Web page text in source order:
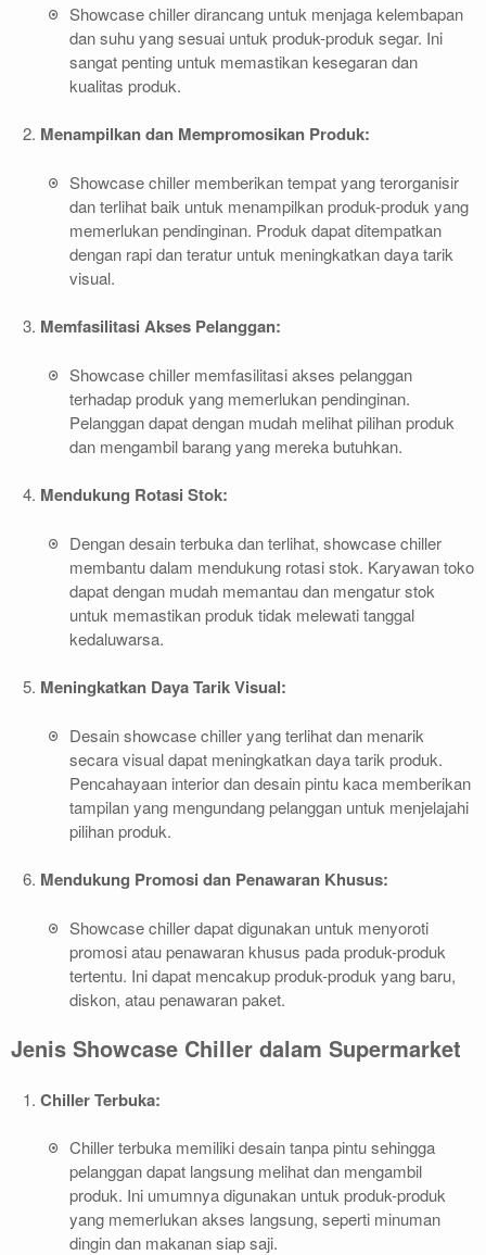
Showcase chiller dirancang untuk menjaga kelembapan
dan suhu yang sesuai untuk produk-produk segar. Ini
sangat penting untuk memastikan kesegaran dan
kualitas produk.
Menampilkan dan Mempromosikan Produk:
Showcase chiller memberikan tempat yang terorganisir
dan terlihat baik untuk menampilkan produk-produk yang
memerlukan pendinginan. Produk dapat ditempatkan
dengan rapi dan teratur untuk meningkatkan daya tarik
visual.
Memfasilitasi Akses Pelanggan:
Showcase chiller memfasilitasi akses pelanggan
terhadap produk yang memerlukan pendinginan.
Pelanggan dapat dengan mudah melihat pilihan produk
dan mengambil barang yang mereka butuhkan.
Mendukung Rotasi Stok:
Dengan desain terbuka dan terlihat, showcase chiller
membantu dalam mendukung rotasi stok. Karyawan toko
dapat dengan mudah memantau dan mengatur stok
untuk memastikan produk tidak melewati tanggal
kedaluwarsa.
Meningkatkan Daya Tarik Visual:
Desain showcase chiller yang terlihat dan menarik
secara visual dapat meningkatkan daya tarik produk.
Pencahayaan interior dan desain pintu kaca memberikan
tampilan yang mengundang pelanggan untuk menjelajahi
pilihan produk.
Mendukung Promosi dan Penawaran Khusus:
Showcase chiller dapat digunakan untuk menyoroti
promosi atau penawaran khusus pada produk-produk
tertentu. Ini dapat mencakup produk-produk yang baru,
diskon, atau penawaran paket.
Jenis Showcase Chiller dalam Supermarket
Chiller Terbuka:
Chiller terbuka memiliki desain tanpa pintu sehingga
pelanggan dapat langsung melihat dan mengambil
produk. Ini umumnya digunakan untuk produk-produk
yang memerlukan akses langsung, seperti minuman
dingin dan makanan siap saji.